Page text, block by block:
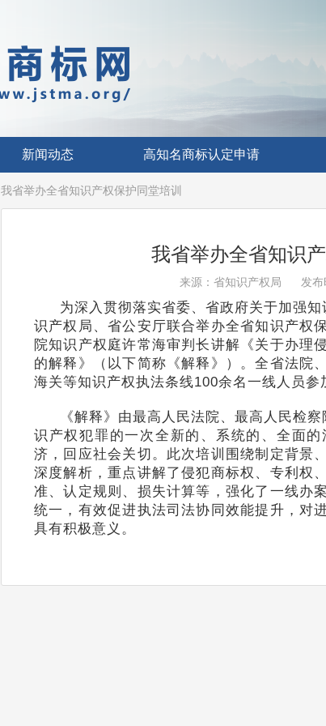
新闻动态 高知名商标认定申请
我省举办全省知识产权保护同堂培训
我省举办全省知识
来源：省知识产权局 发
为深入贯彻落实省委、省政府关于加强
识产权局、省公安厅联合举办全省知识产权
院知识产权庭许常海审判长讲解《关于办理
的解释》（以下简称《解释》）。全省法院
海关等知识产权执法条线100余名一线人员参
《解释》由最高人民法院、最高人民检
识产权犯罪的一次全新的、系统的、全面
济，回应社会关切。此次培训围绕制定背景
深度解析，重点讲解了侵犯商标权、专利权
准、认定规则、损失计算等，强化了一线办
统一，有效促进执法司法协同效能提升，对
具有积极意义。